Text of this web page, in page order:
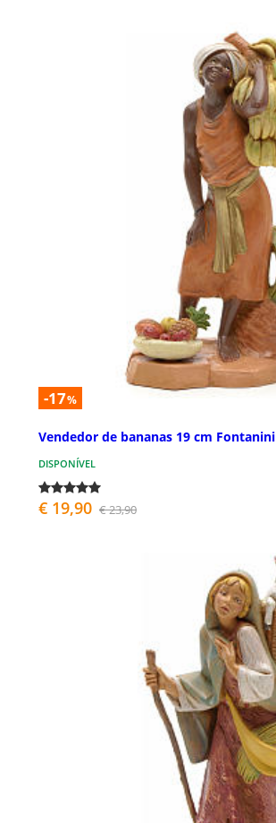
-17%
Vendedor de bananas 19 cm Fontanini
DISPONÍVEL
€ 19,90 € 23,90